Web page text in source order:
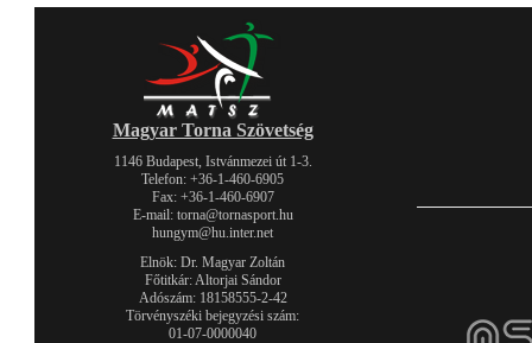
Magyar Torna Szövetség
1146 Budapest, Istvánmezei út 1-3.
Telefon: +36-1-460-6905
Fax: +36-1-460-6907
E-mail: torna@tornasport.hu
hungym@hu.inter.net
Elnök: Dr. Magyar Zoltán
Főtitkár: Altorjai Sándor
Adószám: 18158555-2-42
Törvényszéki bejegyzési szám:
01-07-0000040